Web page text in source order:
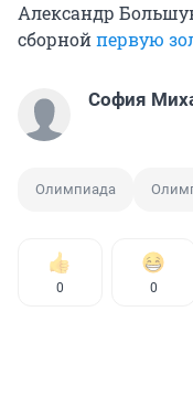
Александр
сборнойпервую
София
Олимпиада
0 0